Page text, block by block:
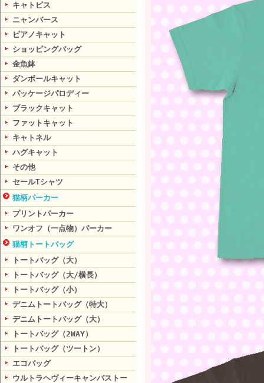
キャトピス
ニャンバース
ピアノキャット
ショッピングバッグ
金魚鉢
ダンボールキャット
パッケージパロディー
ブラックキャット
ファットキャット
キャトネル
ハグキャット
その他
セールTシャツ
猫柄パーカー
プリントパーカー
ワンオフ（一点物）パーカー
猫柄トートバッグ
トートバッグ（大）
トートバッグ（大/横長）
トートバッグ（小）
デニムトートバッグ（特大）
デニムトートバッグ（大）
トートバッグ（2WAY）
トートバッグ（ツートン）
エコバッグ
ウルトラヘヴィーキャンバストー